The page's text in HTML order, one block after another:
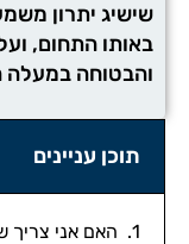
שישיג יתרון
באותו התחום,
והבטוחה
תוכן עניינים
האם אני צריך